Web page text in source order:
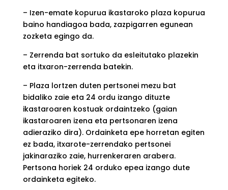
– Izen-emate kopurua ikastaroko plaza kopurua
baino handiagoa bada, zazpigarren egunean
zozketa egingo da.
– Zerrenda bat sortuko da esleitutako plazekin
eta itxaron-zerrenda batekin.
– Plaza lortzen duten pertsonei mezu bat
bidaliko zaie eta 24 ordu izango dituzte
ikastaroaren kostuak ordaintzeko (gaian
ikastaroaren izena eta pertsonaren izena
adieraziko dira). Ordainketa epe horretan egiten
ez bada, itxarote-zerrendako pertsonei
jakinaraziko zaie, hurrenkeraren arabera.
Pertsona horiek 24 orduko epea izango dute
ordainketa egiteko.